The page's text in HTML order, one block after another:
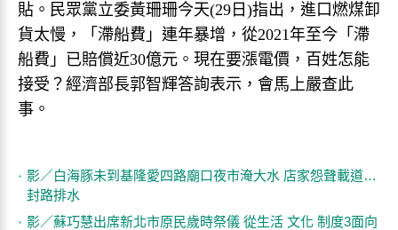
貼。民眾黨立委黃珊珊今天(29日)指出，進口燃煤卸
貨太慢，「滯船費」連年暴增，從2021年至今「滯
船費」已賠償近30億元。現在要漲電價，百姓怎能
接受？經濟部長郭智輝答詢表示，會馬上嚴查此
事。
影／白海豚未到基隆愛四路廟口夜市淹大水 店家怨聲載道…
封路排水
影／蘇巧慧出席新北市原民歲時祭儀 從生活 文化 制度3面向